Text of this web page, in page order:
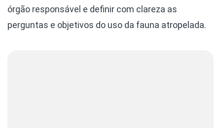
órgão responsável e definir com clareza as
perguntas e objetivos do uso da fauna atropelada.